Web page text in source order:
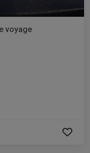
voyage